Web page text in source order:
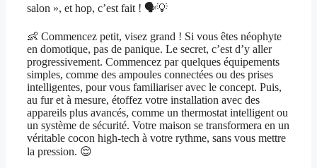
salon », et hop, c’est fait ! 🗣️💡
👶 Commencez petit, visez grand ! Si vous êtes néophyte
en domotique, pas de panique. Le secret, c’est d’y aller
progressivement. Commencez par quelques équipements
simples, comme des ampoules connectées ou des prises
intelligentes, pour vous familiariser avec le concept. Puis,
au fur et à mesure, étoffez votre installation avec des
appareils plus avancés, comme un thermostat intelligent ou
un système de sécurité. Votre maison se transformera en un
véritable cocon high-tech à votre rythme, sans vous mettre
la pression. 😌